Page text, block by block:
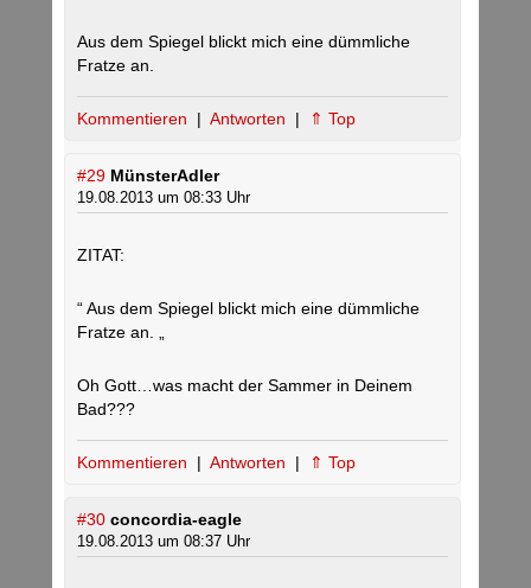
Aus dem Spiegel blickt mich eine dümmliche
Fratze an.
Kommentieren | Antworten | ⇑ Top
#29 MünsterAdler
19.08.2013 um 08:33 Uhr
ZITAT:
“ Aus dem Spiegel blickt mich eine dümmliche
Fratze an. „
Oh Gott…was macht der Sammer in Deinem
Bad???
Kommentieren | Antworten | ⇑ Top
#30 concordia-eagle
19.08.2013 um 08:37 Uhr